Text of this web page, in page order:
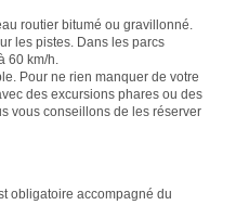
routier bitumé ou gravillonné.
les pistes. Dans les parcs
60 km/h.
Pour ne rien manquer de votre
des excursions phares ou des
vous conseillons de les réserver
obligatoire accompagné du